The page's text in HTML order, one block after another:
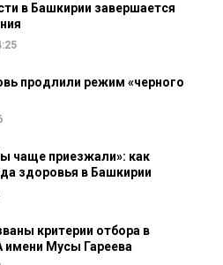
в Башкирии завершается
продлили режим «черного
чаще приезжали»: как
здоровья в Башкирии
критерии отбора в
имени Мусы Гареева